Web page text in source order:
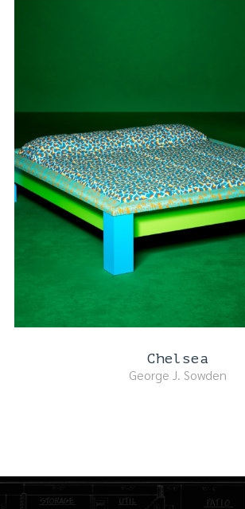
Chelsea
George J. Sowden